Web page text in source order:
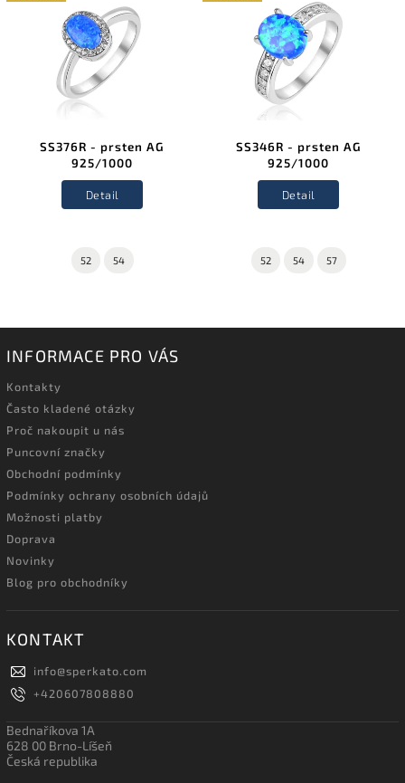
SS376R - prsten AG
925/1000
Detail
52 54
SS346R - prsten AG
925/1000
Detail
52 54 57
INFORMACE PRO VÁS
Kontakty
Často kladené otázky
Proč nakoupit u nás
Puncovní značky
Obchodní podmínky
Podmínky ochrany osobních údajů
Možnosti platby
Doprava
Novinky
Blog pro obchodníky
KONTAKT
info@sperkato.com
+420607808880
Bednaříkova 1A
628 00 Brno-Líšeň
Česká republika